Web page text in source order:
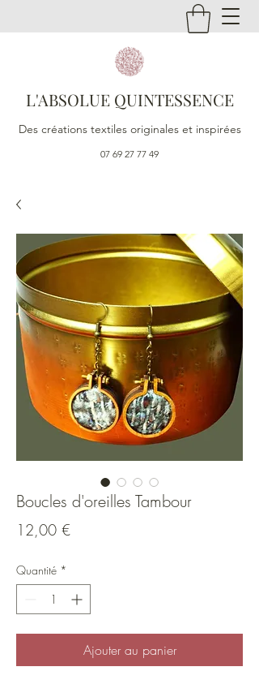
L'ABSOLUE QUINTESSENCE
Des créations textiles originales et inspirées
07 69 27 77 49
Boucles d'oreilles Tambour
12,00 €
Quantité *
Ajouter au panier